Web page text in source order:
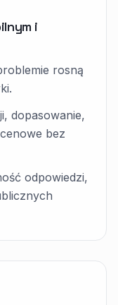
i
rosną
dopasowanie,
bez
odpowiedzi,